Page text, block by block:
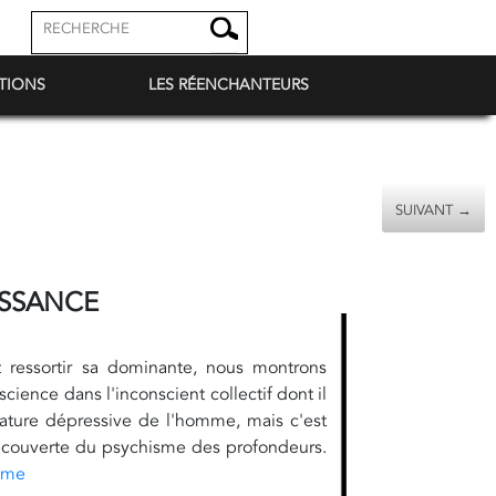
LES RÉENCHANTEURS
SUIVANT →
sa dominante, nous montrons
dans l'inconscient collectif dont il
dépressive de l'homme, mais c'est
du psychisme des profondeurs.